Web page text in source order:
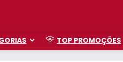
TOP PROMOÇÕES